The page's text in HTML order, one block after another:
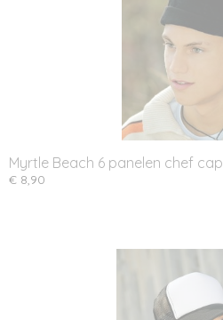
Myrtle Beach 6 panelen chef cap
€ 8,90